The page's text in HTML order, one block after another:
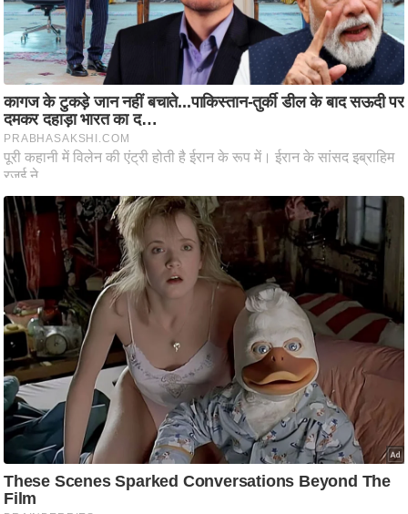
ण
स
म
सा
म
यि
क
तृ
भू
मि
स्तं
भ
ए
म
.
आ
र
.
आ
ई